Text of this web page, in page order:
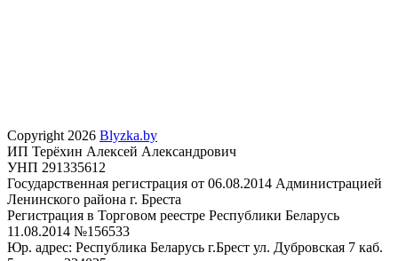
Copyright 2026 Blyzka.by
ИП Терёхин Алексей Александрович
УНП 291335612
Государственная регистрация от 06.08.2014 Администрацией
Ленинского района г. Бреста
Регистрация в Торговом реестре Республики Беларусь
11.08.2014 №156533
Юр. адрес: Республика Беларусь г.Брест ул. Дубровская 7 каб.